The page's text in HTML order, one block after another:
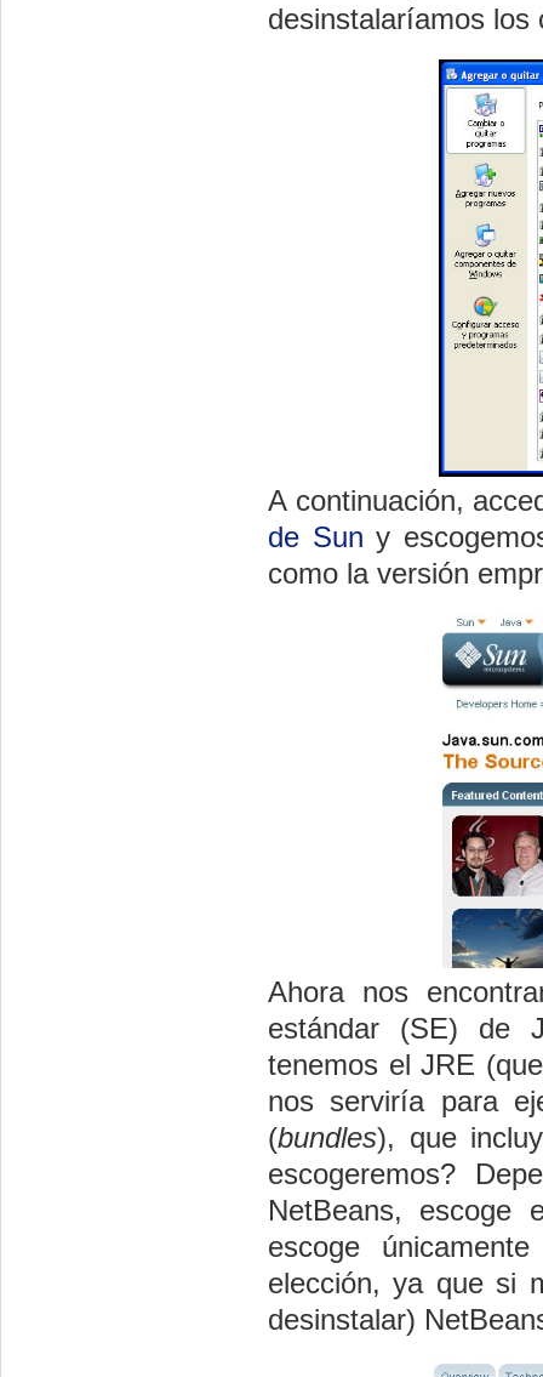
desinstalaríamos
A continuación,
de Sun y
como la versión
Ahora nos
estándar (SE) de
tenemos el JRE
nos serviría para
(bundles), que
escogeremos?
NetBeans, escoge
escoge
elección, ya que si
desinstalar)